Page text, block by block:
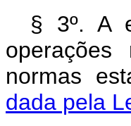
§ 3º. A
operações
normas
dada pela